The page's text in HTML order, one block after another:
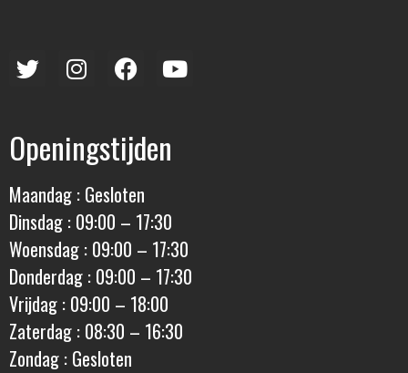
Openingstijden
Maandag : Gesloten
Dinsdag : 09:00 – 17:30
Woensdag : 09:00 – 17:30
Donderdag : 09:00 – 17:30
Vrijdag : 09:00 – 18:00
Zaterdag : 08:30 – 16:30
Zondag : Gesloten